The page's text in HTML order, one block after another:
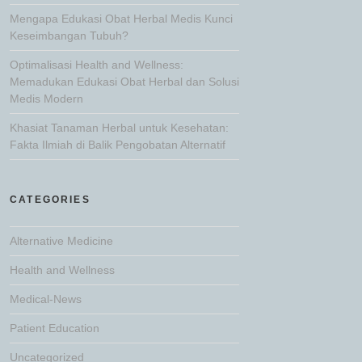
Mengapa Edukasi Obat Herbal Medis Kunci
Keseimbangan Tubuh?
Optimalisasi Health and Wellness:
Memadukan Edukasi Obat Herbal dan Solusi
Medis Modern
Khasiat Tanaman Herbal untuk Kesehatan:
Fakta Ilmiah di Balik Pengobatan Alternatif
CATEGORIES
Alternative Medicine
Health and Wellness
Medical-News
Patient Education
Uncategorized